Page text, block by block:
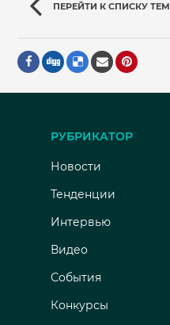
ПЕРЕЙТИ К СПИСКУ ТЕМ
РУБРИКАТОР
Новости
Тенденции
Интервью
Видео
События
Конкурсы